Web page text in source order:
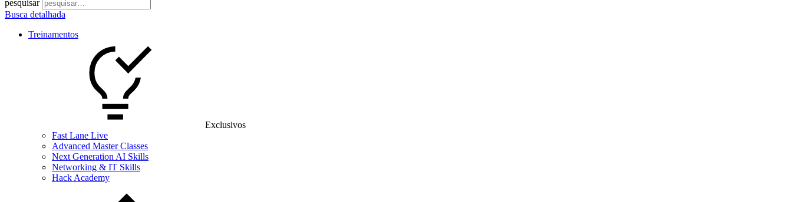
pesquisar
Busca detalhada
Treinamentos
Exclusivos
Fast Lane Live
Advanced Master Classes
Next Generation AI Skills
Networking & IT Skills
Hack Academy